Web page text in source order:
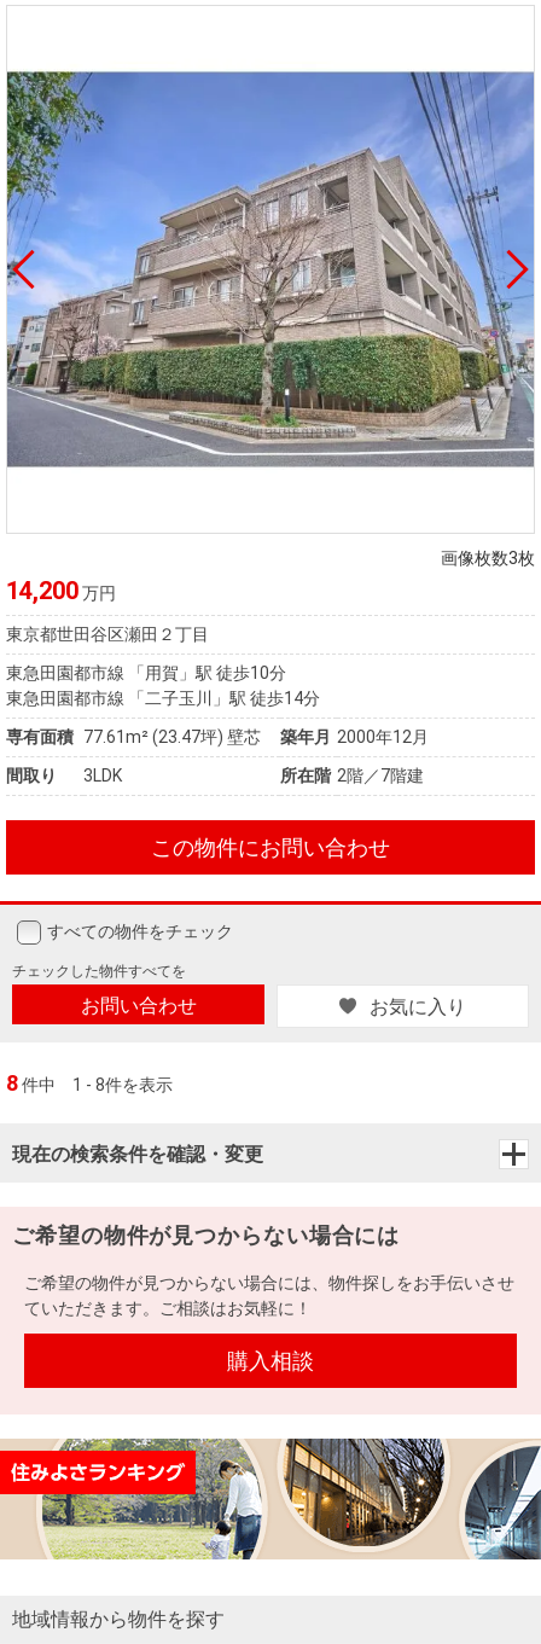
画像枚数3枚
14,200万円
東京都世田谷区瀬田２丁目
東急田園都市線 「用賀」駅 徒歩10分
東急田園都市線 「二子玉川」駅 徒歩14分
専有面積 77.61m²(23.47坪) 壁芯 築年月 2000年12月
間取り
3LDK 所在階 2階／7階建
この物件にお問い合わせ
すべての物件をチェック
チェックした物件すべてを
お問い合わせ お気に入り
8件中 1 - 8件を表示
現在の検索条件を確認・変更
ご希望の物件が見つからない場合には
ご希望の物件が見つからない場合には、物件探しをお手伝いさせ
ていただきます。ご相談はお気軽に！
購入相談
地域情報から物件を探す